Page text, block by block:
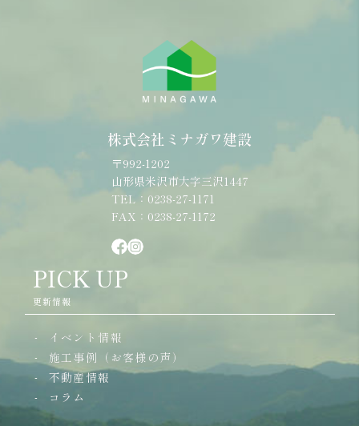
株式会社ミナガワ建設
〒992-1202
山形県米沢市大字三沢1447
TEL：0238-27-1171
FAX：0238-27-1172
PICK UP
更新情報
イベント情報
施工事例（お客様の声）
不動産情報
コラム